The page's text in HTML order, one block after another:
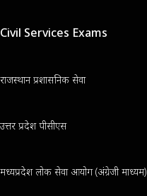
Civil Services Exams
राजस्थान प्रशासनिक सेवा
उत्तर प्रदेश पीसीएस
मध्यप्रदेश लोक सेवा आयोग (अंग्रेजी माध्यम)